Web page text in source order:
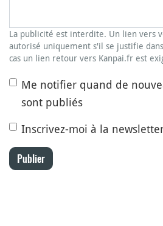
La publicité est interdite. Un lien vers
autorisé uniquement s'il se justifie
cas un lien retour vers Kanpai.fr est
Me notifier quand de
sont publiés
Inscrivez-moi à la
Publier